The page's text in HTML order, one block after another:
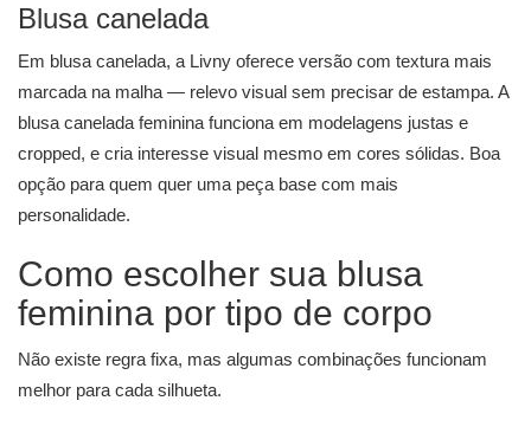
Blusa canelada
Em blusa canelada, a Livny oferece versão com textura mais
marcada na malha — relevo visual sem precisar de estampa. A
blusa canelada feminina funciona em modelagens justas e
cropped, e cria interesse visual mesmo em cores sólidas. Boa
opção para quem quer uma peça base com mais
personalidade.
Como escolher sua blusa
feminina por tipo de corpo
Não existe regra fixa, mas algumas combinações funcionam
melhor para cada silhueta.